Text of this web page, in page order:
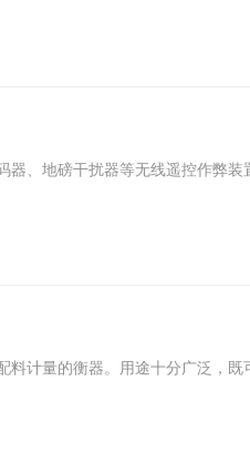
器、地磅干扰器等无线遥控作弊装
料计量的衡器。用途十分广泛，既